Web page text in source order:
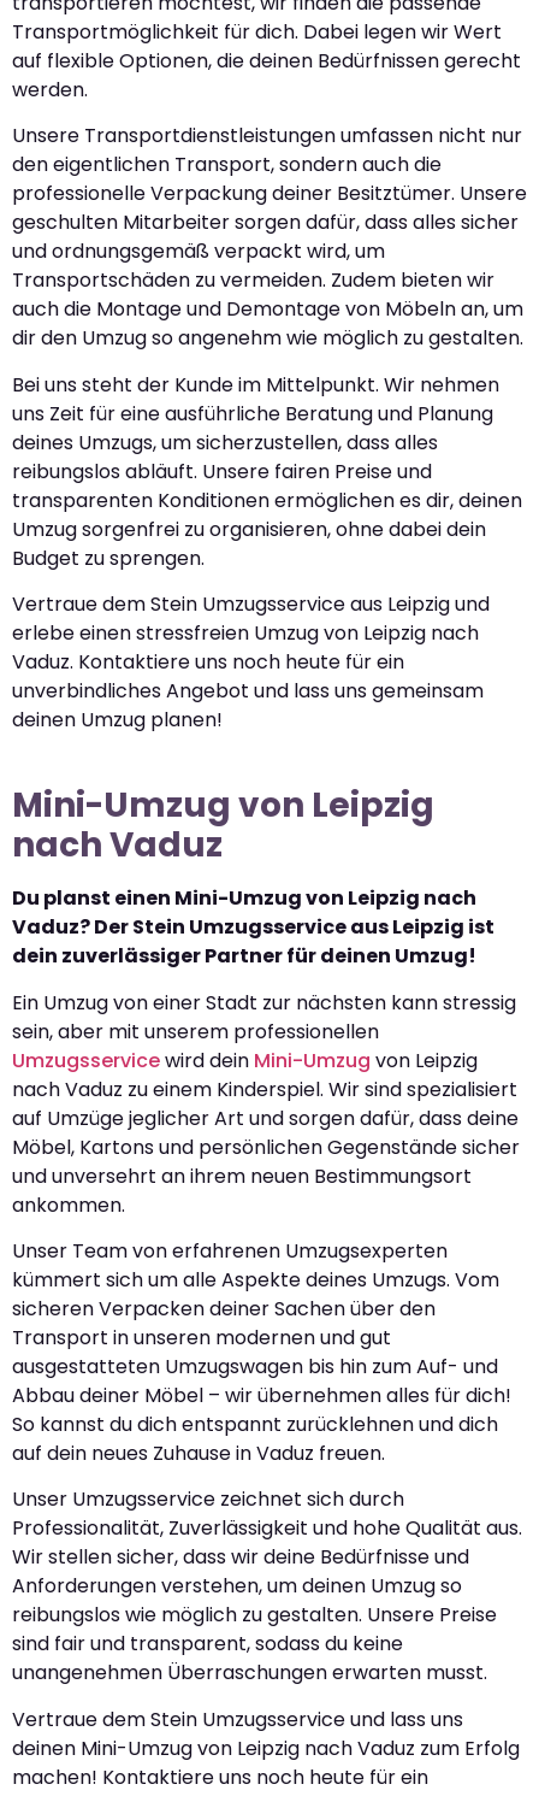
Transportmöglichkeit für dich. Dabei legen wir Wert
auf flexible Optionen, die deinen Bedürfnissen gerecht
werden.
Unsere Transportdienstleistungen umfassen nicht nur
den eigentlichen Transport, sondern auch die
professionelle Verpackung deiner Besitztümer. Unsere
geschulten Mitarbeiter sorgen dafür, dass alles sicher
und ordnungsgemäß verpackt wird, um
Transportschäden zu vermeiden. Zudem bieten wir
auch die Montage und Demontage von Möbeln an, um
dir den Umzug so angenehm wie möglich zu gestalten.
Bei uns steht der Kunde im Mittelpunkt. Wir nehmen
uns Zeit für eine ausführliche Beratung und Planung
deines Umzugs, um sicherzustellen, dass alles
reibungslos abläuft. Unsere fairen Preise und
transparenten Konditionen ermöglichen es dir, deinen
Umzug sorgenfrei zu organisieren, ohne dabei dein
Budget zu sprengen.
Vertraue dem Stein Umzugsservice aus Leipzig und
erlebe einen stressfreien Umzug von Leipzig nach
Vaduz. Kontaktiere uns noch heute für ein
unverbindliches Angebot und lass uns gemeinsam
deinen Umzug planen!
Mini-Umzug von Leipzig
nach Vaduz
Du planst einen Mini-Umzug von Leipzig nach
Vaduz? Der Stein Umzugsservice aus Leipzig ist
dein zuverlässiger Partner für deinen Umzug!
Ein Umzug von einer Stadt zur nächsten kann stressig
sein, aber mit unserem professionellen
Umzugsservicewird dein Mini-Umzug von Leipzig
nach Vaduz zu einem Kinderspiel. Wir sind spezialisiert
auf Umzüge jeglicher Art und sorgen dafür, dass deine
Möbel, Kartons und persönlichen Gegenstände sicher
und unversehrt an ihrem neuen Bestimmungsort
ankommen.
Unser Team von erfahrenen Umzugsexperten
kümmert sich um alle Aspekte deines Umzugs. Vom
sicheren Verpacken deiner Sachen über den
Transport in unseren modernen und gut
ausgestatteten Umzugswagen bis hin zum Auf- und
Abbau deiner Möbel – wir übernehmen alles für dich!
So kannst du dich entspannt zurücklehnen und dich
auf dein neues Zuhause in Vaduz freuen.
Unser Umzugsservice zeichnet sich durch
Professionalität, Zuverlässigkeit und hohe Qualität aus.
Wir stellen sicher, dass wir deine Bedürfnisse und
Anforderungen verstehen, um deinen Umzug so
reibungslos wie möglich zu gestalten. Unsere Preise
sind fair und transparent, sodass du keine
unangenehmen Überraschungen erwarten musst.
Vertraue dem Stein Umzugsservice und lass uns
deinen Mini-Umzug von Leipzig nach Vaduz zum Erfolg
machen! Kontaktiere uns noch heute für ein